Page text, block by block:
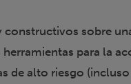
constructivos sobre
para la
de alto riesgo